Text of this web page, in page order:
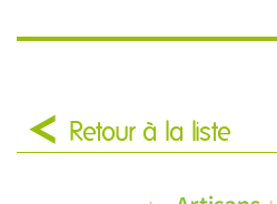
Retour à la liste